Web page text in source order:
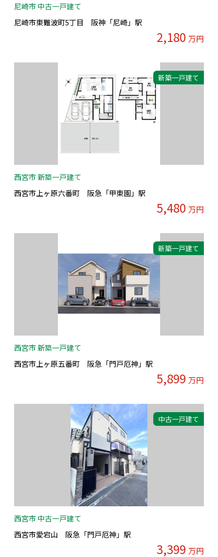
尼崎市 中古一戸建て
尼崎市東難波町5丁目 阪神「尼崎」駅
2,180 万円
新築一戸建て
西宮市 新築一戸建て
西宮市上ヶ原六番町 阪急「甲東園」駅
5,480 万円
新築一戸建て
西宮市 新築一戸建て
西宮市上ヶ原五番町 阪急「門戸厄神」駅
5,899 万円
中古一戸建て
西宮市 中古一戸建て
西宮市愛宕山 阪急「門戸厄神」駅
3,399 万円